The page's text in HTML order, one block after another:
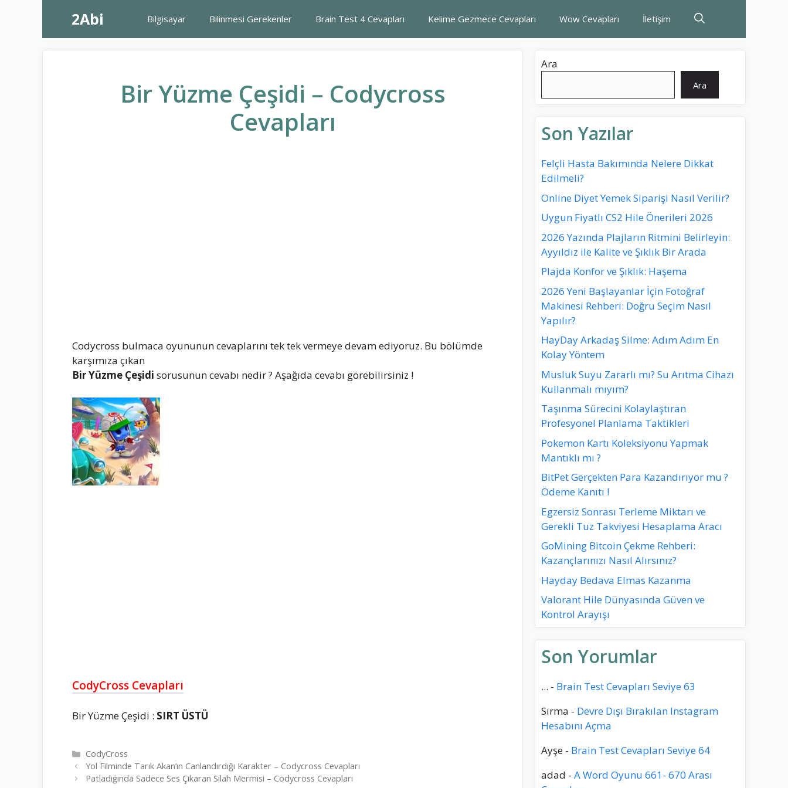
2Abi Bilgisayar Bilinmesi Gerekenler Brain Test 4 Cevapları Kelime Gezmece Cevapları Wow Cevapları İletişim
Bir Yüzme Çeşidi – Codycross
Cevapları
Codycross bulmaca oyununun cevaplarını tek tek vermeye devam ediyoruz. Bu bölümde
karşımıza çıkan
Bir Yüzme Çeşidi sorusunun cevabı nedir ? Aşağıda cevabı görebilirsiniz !
CodyCross Cevapları
Bir Yüzme Çeşidi : SIRT ÜSTÜ
Kategoriler
CodyCross
Yol Filminde Tarık Akan’ın Canlandırdığı Karakter – Codycross Cevapları
Patladığında Sadece Ses Çıkaran Silah Mermisi – Codycross Cevapları
Ara
Ara
Son Yazılar
Felçli Hasta Bakımında Nelere Dikkat
Edilmeli?
Online Diyet Yemek Siparişi Nasıl Verilir?
Uygun Fiyatlı CS2 Hile Önerileri 2026
2026 Yazında Plajların Ritmini Belirleyin:
Ayyıldız ile Kalite ve Şıklık Bir Arada
Plajda Konfor ve Şıklık: Haşema
2026 Yeni Başlayanlar İçin Fotoğraf
Makinesi Rehberi: Doğru Seçim Nasıl
Yapılır?
HayDay Arkadaş Silme: Adım Adım En
Kolay Yöntem
Musluk Suyu Zararlı mı? Su Arıtma Cihazı
Kullanmalı mıyım?
Taşınma Sürecini Kolaylaştıran
Profesyonel Planlama Taktikleri
Pokemon Kartı Koleksiyonu Yapmak
Mantıklı mı ?
BitPet Gerçekten Para Kazandırıyor mu ?
Ödeme Kanıtı !
Egzersiz Sonrası Terleme Miktarı ve
Gerekli Tuz Takviyesi Hesaplama Aracı
GoMining Bitcoin Çekme Rehberi:
Kazançlarınızı Nasıl Alırsınız?
Hayday Bedava Elmas Kazanma
Valorant Hile Dünyasında Güven ve
Kontrol Arayışı
Son Yorumlar
... - Brain Test Cevapları Seviye 63
Sırma - Devre Dışı Bırakılan Instagram
Hesabını Açma
Ayşe - Brain Test Cevapları Seviye 64
adad - A Word Oyunu 661- 670 Arası